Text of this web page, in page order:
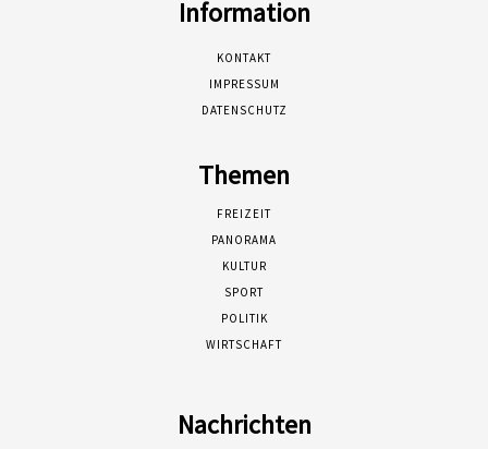
Information
KONTAKT
IMPRESSUM
DATENSCHUTZ
Themen
FREIZEIT
PANORAMA
KULTUR
SPORT
POLITIK
WIRTSCHAFT
Nachrichten